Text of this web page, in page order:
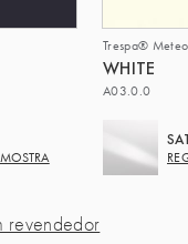
Trespa®
WHITE
A03.0.0
revendedor